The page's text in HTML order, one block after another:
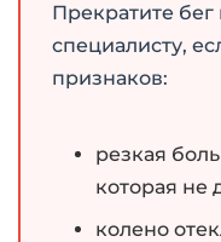
Прекратите бег
специалисту,
признаков:
резкая
которая не
колено